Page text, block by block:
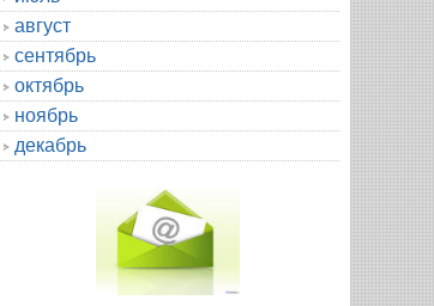
август
сентябрь
октябрь
ноябрь
декабрь